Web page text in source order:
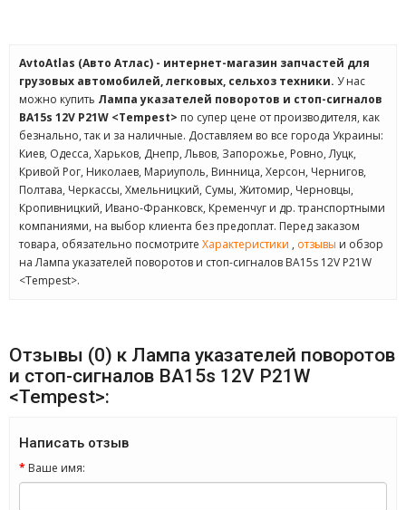
AvtoAtlas (Авто Атлас) - интернет-магазин запчастей для
грузовых автомобилей, легковых, сельхоз техники. У нас
можно купить Лампа указателей поворотов и стоп-сигналов
BA15s 12V P21W <Tempest> по супер цене от производителя, как
безнально, так и за наличные. Доставляем во все города Украины:
Киев, Одесса, Харьков, Днепр, Львов, Запорожье, Ровно, Луцк,
Кривой Рог, Николаев, Мариуполь, Винница, Херсон, Чернигов,
Полтава, Черкассы, Хмельницкий, Сумы, Житомир, Черновцы,
Кропивницкий, Ивано-Франковск, Кременчуг и др. транспортными
компаниями, на выбор клиента без предоплат. Перед заказом
товара, обязательно посмотрите Характеристики , отзывы и обзор
на Лампа указателей поворотов и стоп-сигналов BA15s 12V P21W
<Tempest>.
Отзывы (0) к Лампа указателей поворотов
и стоп-сигналов BA15s 12V P21W
<Tempest>:
Написать отзыв
Ваше имя: